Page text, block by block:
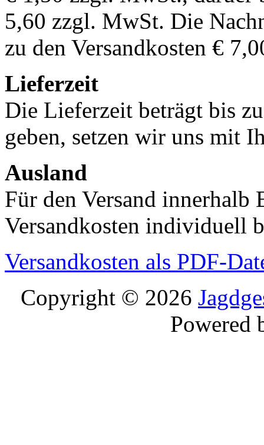
5,60 zzgl. MwSt. Die
zu den Versandkosten €
Lieferzeit
Die Lieferzeit beträgt bis
geben, setzen wir uns mit
Ausland
Für den Versand innerhalb
Versandkosten individuell
Versandkosten als PDF-
Copyright © 2026
Powered